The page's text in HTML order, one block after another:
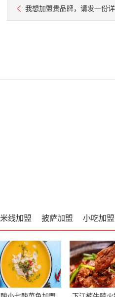
我想加盟贵品牌，请发一份
小吃加盟
披萨加盟
米线加盟